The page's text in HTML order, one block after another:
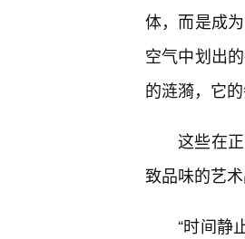
体，而是成
空气中划出
的涟漪，它
这些在
致品味的艺术
“时间静